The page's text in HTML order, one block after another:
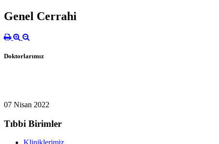
Genel Cerrahi
Doktorlarımız
07 Nisan 2022
Tıbbi Birimler